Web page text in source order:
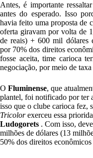
Antes, é importante
antes do esperado. Isso
havia feito uma proposta de
oferta giravam por volta de
de reais) + 600 mil dólares
por 70% dos direitos
fosse aceita, time carioca
negociação, por meio de
O Fluminense, que
plantel, foi notificado por ter
isso que o clube carioca fez,
Tricolorexerceu essa
Ludogorets . Com isso,
milhões de dólares (13
50% dos direitos